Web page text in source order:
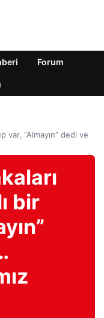
Forum
var, “Almayın” dedi ve
bir